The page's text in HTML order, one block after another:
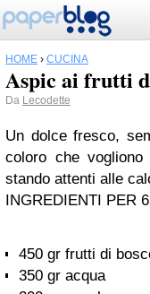
HOME › CUCINA
Aspic ai frutti
Da Lecodette
Un dolce fresco,
coloro che
stando attenti alle
INGREDIENTI PER
450 gr frutti di
350 gr acqua